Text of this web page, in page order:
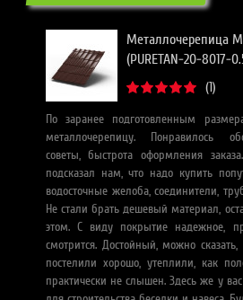
Металлочерепица
(PURETAN-20-8017-
(1)
По заранее подготовленным
металлочерепицу. Понравилось
советы, быстрота оформления
подсказал нам, что надо купить
водосточные желоба, соединители,
Не стали брать дешевый материал,
этом. С виду покрытие надежное,
смотрится. Достойный, можно
постелили хорошо, утеплили, как
практически не слышен. Здесь же у